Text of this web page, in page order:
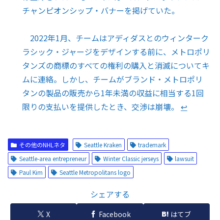
チャンピオンシップ・バナーを掲げていた。
2022年1月、チームはアディダスとのウィンターク
ラシック・ジャージをデザインする前に、メトロポリ
タンズの商標のすべての権利の購入と消滅についてキ
ムに連絡。しかし、チームがブランド・メトロポリ
タンの製品の販売から1年未満の収益に相当する1回
限りの支払いを提供したとき、交渉は崩壊。↩︎
その他のNHLネタ Seattle Kraken
trademark
Seattle-area entrepreneur
Winter Classic jerseys
lawsuit
Paul Kim
Seattle Metropolitans logo
シェアする
X Facebook はてブ